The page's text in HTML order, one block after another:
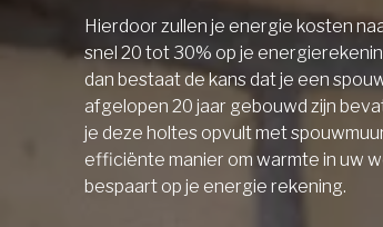
Hierdoor zullen je energie kosten
snel 20 tot 30% op je
dan bestaat de kans dat je een
afgelopen 20 jaar gebouwd zijn
je deze holtes opvult met
efficiënte manier om warmte in uw
bespaart op je energie rekening.